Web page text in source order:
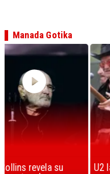
U2 lanza nuevo sencillo
Manada Gotika